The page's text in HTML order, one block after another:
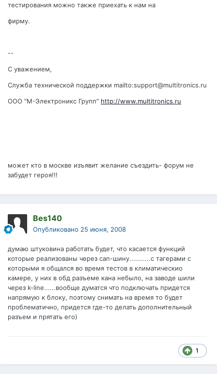
тестирования можно также приехать к нам на
фирму.
--
С уважением,
Служба технической поддержки mailto:support@multitronics.ru
ООО "М-Электроникс Групп" http://www.multitronics.ru
может кто в москве изъявит желание съездить- форум не
забудет героя!!!
Bes140
Опубликовано 25 июня, 2008
думаю штуковина работать будет, что касается функций
которые реализованы через can-шину...........с тагерами с
которыми я общался во время тестов в климатическио
камере, у них в обд разъеме кана небыло, на заводе шили
через k-line......вообще думатся что подключать придется
напрямую к блоку, поэтому снимать на время то будет
проблематично, придется где-то делать дополнительный
разъем и прятать его)
1